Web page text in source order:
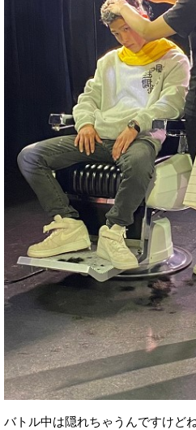
バトル中は隠れちゃうんですけど